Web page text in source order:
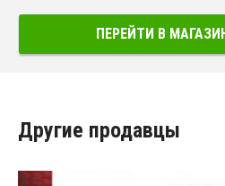
ПЕРЕЙТИ В
Другие продавцы